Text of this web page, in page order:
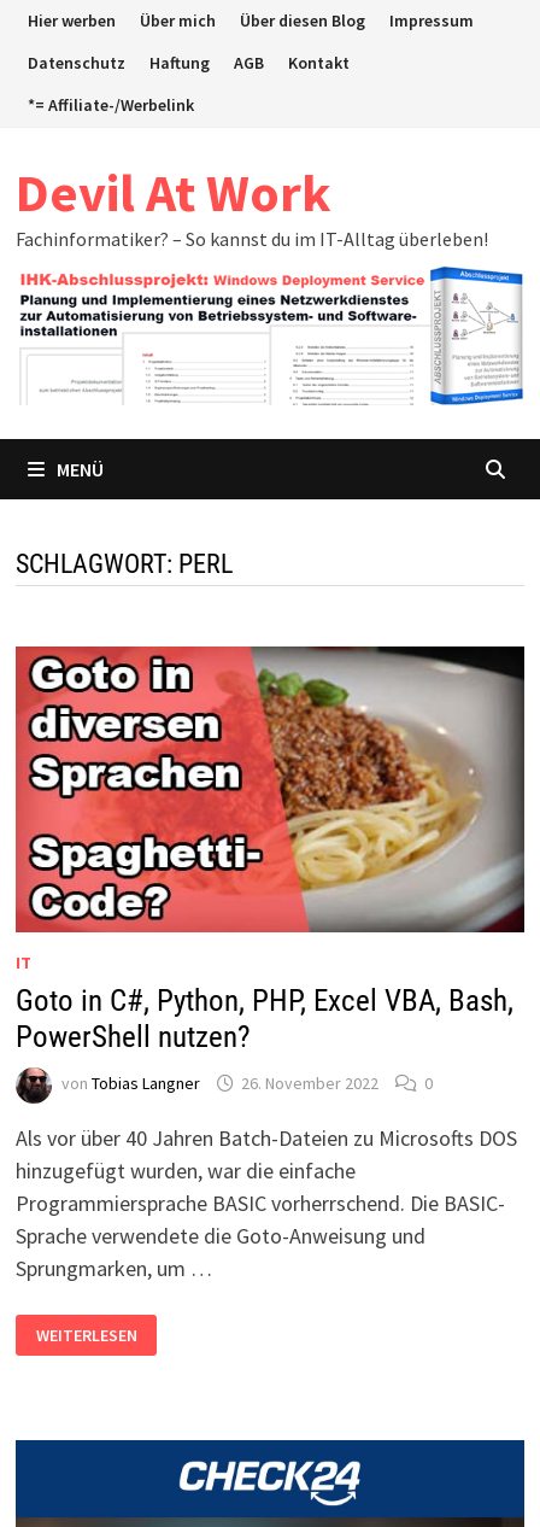
ZumHier werben Über mich Über diesen Blog
Impressum
Datenschutz
Haftung AGB
Kontakt
*= Affiliate-/Werbelink
Devil At Work
Fachinformatiker? – So kannst du im IT-Alltag überleben!
MENÜ
SCHLAGWORT: PERL
IT
Goto in C#, Python, PHP, Excel VBA, Bash,
PowerShell nutzen?
von Tobias Langner 26. November 2022 0
Als vor über 40 Jahren Batch-Dateien zu Microsofts DOS
hinzugefügt wurden, war die einfache
Programmiersprache BASIC vorherrschend. Die BASIC-
Sprache verwendete die Goto-Anweisung und
Sprungmarken, um …
IN
C#,
BASH,
WEITERLESEN